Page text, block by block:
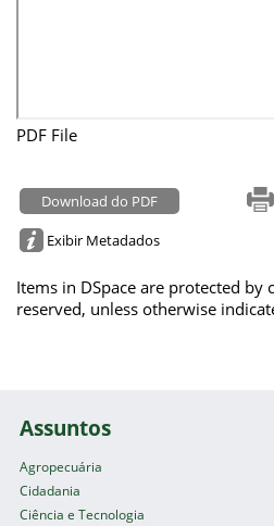
PDF File
Download do PDF
Exibir Metadados
Items in DSpace are protected
reserved, unless otherwise
Assuntos
Agropecuária
Cidadania
Ciência e Tecnologia